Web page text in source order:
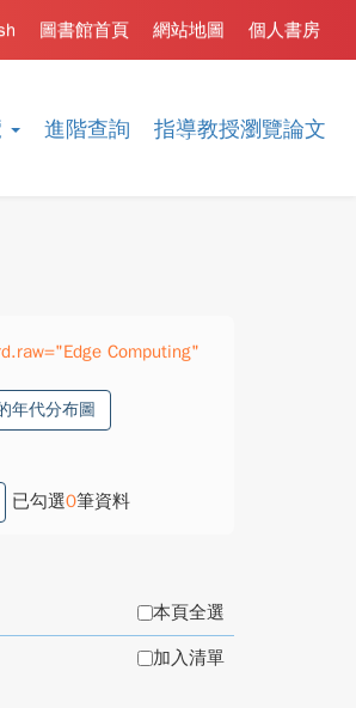
進階查詢 指導教授瀏覽論文
個人書房
網站地圖
圖書館首頁
Computing"
年代分布圖
已勾選0筆資料
本頁全選
加入清單